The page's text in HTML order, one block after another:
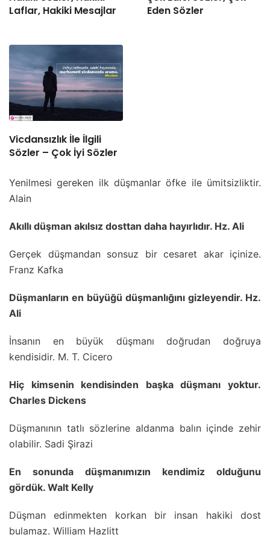
Laflar, Hakiki Mesajlar
Eden Sözler
Vicdansızlık İle İlgili
Sözler – Çok İyi Sözler
Yenilmesi gereken ilk düşmanlar öfke ile ümitsizliktir.
Alain
Akıllı düşman akılsız dosttan daha hayırlıdır. Hz. Ali
Gerçek düşmandan sonsuz bir cesaret akar içinize.
Franz Kafka
Düşmanların en büyüğü düşmanlığını gizleyendir. Hz.
Ali
İnsanın en büyük düşmanı doğrudan doğruya
kendisidir. M. T. Cicero
Hiç kimsenin kendisinden başka düşmanı yoktur.
Charles Dickens
Düşmanının tatlı sözlerine aldanma balın içinde zehir
olabilir. Sadi Şirazi
En sonunda düşmanımızın kendimiz olduğunu
gördük. Walt Kelly
Düşman edinmekten korkan bir insan hakiki dost
bulamaz. William Hazlitt